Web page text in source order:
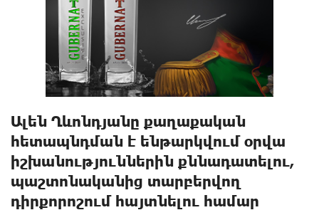
Ալեն Ղևոնդյանը քաղաքական
հետապնդման է ենթարկվում օրվա
իշխանություններին քննադատելու,
պաշտոնականից տարբերվող
դիրքորոշում հայտնելու համար